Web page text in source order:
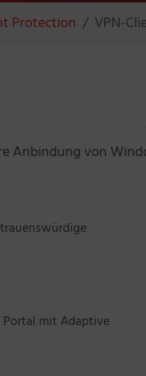
Protection VPN-
Anbindung von
Portal mit Adaptive